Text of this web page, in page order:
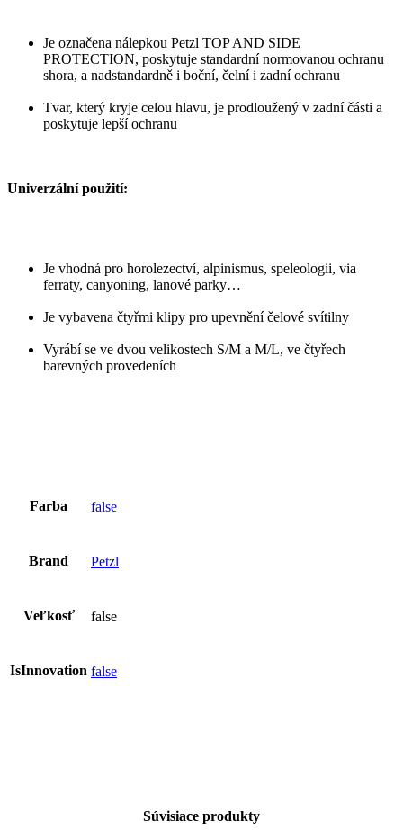
Je označena nálepkou Petzl TOP AND SIDE
PROTECTION, poskytuje standardní normovanou ochranu
shora, a nadstandardně i boční, čelní i zadní ochranu
Tvar, který kryje celou hlavu, je prodloužený v zadní části a
poskytuje lepší ochranu
Univerzální použití:
Je vhodná pro horolezectví, alpinismus, speleologii, via
ferraty, canyoning, lanové parky…
Je vybavena čtyřmi klipy pro upevnění čelové svítilny
Vyrábí se ve dvou velikostech S/M a M/L, ve čtyřech
barevných provedeních
Farba false
Brand Petzl
Veľkosť false
IsInnovation false
Súvisiace produkty